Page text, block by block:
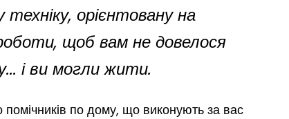
орієнтовану на
щоб вам не довелося
і ви могли жити.
по дому, що виконують за вас